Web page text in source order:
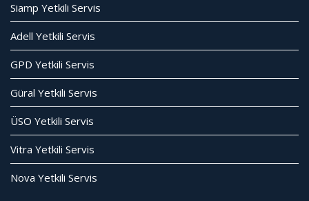
Siamp Yetkili Servis
Adell Yetkili Servis
GPD Yetkili Servis
Güral Yetkili Servis
ÜSO Yetkili Servis
Vitra Yetkili Servis
Nova Yetkili Servis